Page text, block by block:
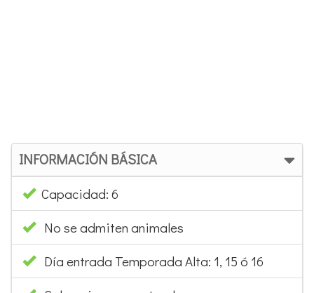
No se admiten animales
Día entrada Temporada Alta: 1, 15 ó 16
Solo quincenas naturales
Estancia mínima 14 días